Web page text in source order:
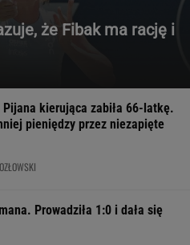
że Fibak ma rację i
Pijana kierująca zabiła 66-latkę.
pieniędzy przez niezapięte
Prowadziła 1:0 i dała się